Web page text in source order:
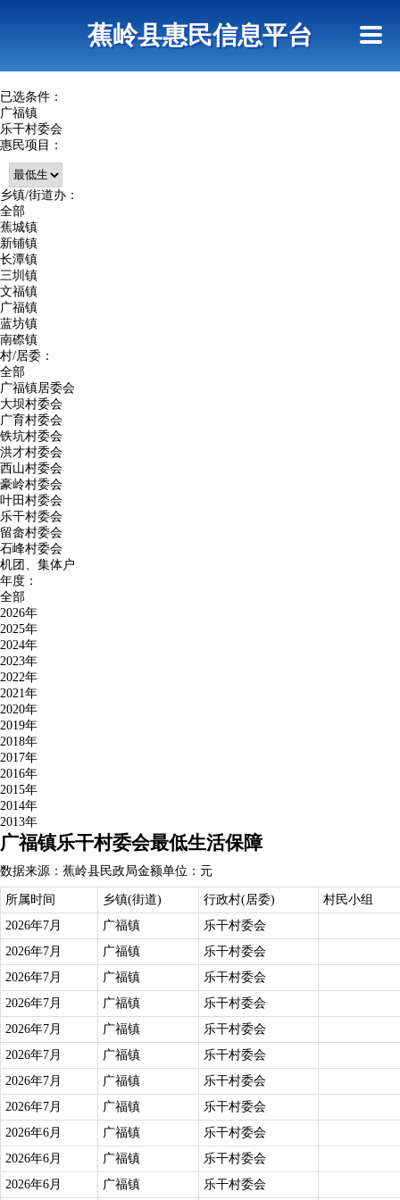
蕉岭县惠民信息平台
已选条件：
广福镇
乐干村委会
惠民项目：
乡镇/街道办：
全部
蕉城镇
新铺镇
长潭镇
三圳镇
文福镇
广福镇
蓝坊镇
南磜镇
村/居委：
全部
广福镇居委会
大坝村委会
广育村委会
铁坑村委会
洪才村委会
西山村委会
豪岭村委会
叶田村委会
乐干村委会
留畲村委会
石峰村委会
机团、集体户
年度：
全部
2026年
2025年
2024年
2023年
2022年
2021年
2020年
2019年
2018年
2017年
2016年
2015年
2014年
2013年
广福镇乐干村委会最低生活保障
数据来源：蕉岭县民政局金额单位：元
所属时间 乡镇(街道) 行政村(居委)
村民小组
2026年7月
广福镇
乐干村委会
2026年7月
广福镇
乐干村委会
2026年7月
广福镇
乐干村委会
2026年7月
广福镇
乐干村委会
2026年7月
广福镇
乐干村委会
2026年7月
广福镇
乐干村委会
2026年7月
广福镇
乐干村委会
2026年7月
广福镇
乐干村委会
2026年6月
广福镇
乐干村委会
2026年6月
广福镇
乐干村委会
2026年6月
广福镇 乐干村委会